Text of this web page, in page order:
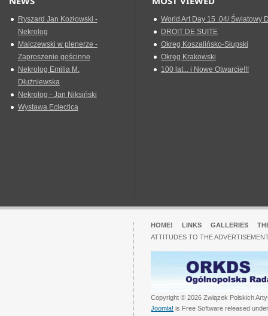
Ryszard Jan Kozłowski -
Nekrolog
Malczewski w plenerze -
Zaproszenie gościnne
Nekrolog Emilia M.
Dłużniewska
Nekrolog - Jan Niksiński
Wystawa Eclectica
World Art Day 15 .04/ Światowy
DROIT DE SUITE
Okreg Koszalińsko-Słupski
Okręg Krakowski
100 lat... i Nowe Otwarcie!!!
HOME! LINKS GALLERIES
ATTITUDES TO THE
Copyright © 2026 Związek Polskich
Joomla! is Free Software released